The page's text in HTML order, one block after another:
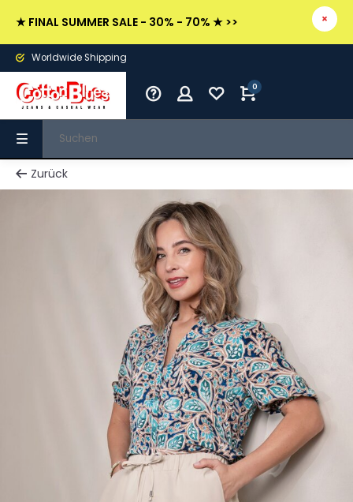
★ FINAL SUMMER SALE - 30% - 70% ★ >>
Worldwide Shipping
0
Zurück